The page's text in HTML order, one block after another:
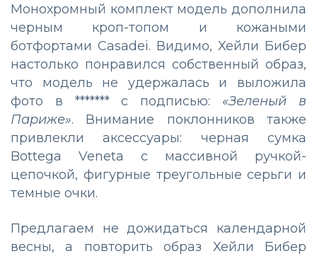
Монохромный комплект модель дополнила
черным кроп-топом и кожаными
ботфортами Casadei. Видимо, Хейли Бибер
настолько понравился собственный образ,
что модель не удержалась и выложила
фото в ******* с подписью: «Зеленый в
Париже». Внимание поклонников также
привлекли аксессуары: черная сумка
Bottega Veneta с массивной ручкой-
цепочкой, фигурные треугольные серьги и
темные очки.
Предлагаем не дожидаться календарной
весны, а повторить образ Хейли Бибер